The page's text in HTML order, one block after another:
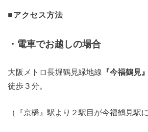
■アクセス方法
・電車でお越しの場合
大阪メトロ長堀鶴見緑地線 『今福鶴見
徒歩３分。
（『京橋』駅より２駅目が今福鶴見駅